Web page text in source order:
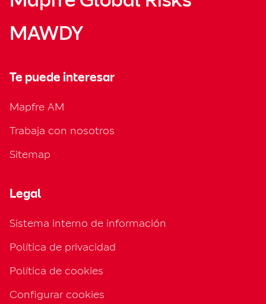
MAWDY
Te puede interesar
Mapfre AM
Trabaja con nosotros
Sitemap
Legal
Sistema interno de información
Política de privacidad
Política de cookies
Configurar cookies